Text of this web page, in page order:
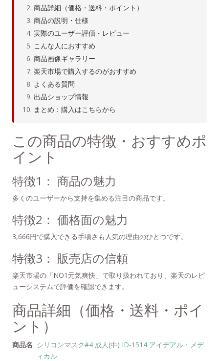
商品詳細（価格・送料・ポイント）
商品の説明・仕様
実際のユーザー評価・レビュー
こんな人におすすめ
商品画像ギャラリー
楽天市場で購入するのがおすすめ
よくある質問
出品ショップ情報
まとめ：購入はこちらから
この商品の特徴・おすすめポ
イント
特徴1： 商品の魅力
多くのユーザーから支持を集める注目の商品です。
特徴2： 価格面の魅力
3,666円で購入できる手頃さも人気の理由のひとつです。
特徴3： 販売店の信頼
楽天市場の「NO1元気爽快」で取り扱われており、楽天のレビ
ューシステムで評価を確認できます。
商品詳細（価格・送料・ポイ
ント）
商品名 シリコンマスク#4 成人(中) ID-1514 アイデアル・メデ
ィカル